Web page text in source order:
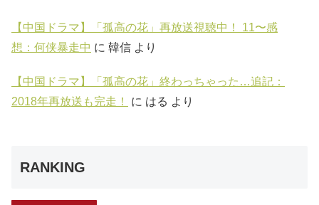
【中国ドラマ】「孤高の花」再放送視聴中！ 11〜感
想：何侠暴走中 に 韓信 より
【中国ドラマ】「孤高の花」終わっちゃった…追記：
2018年再放送も完走！
に はる より
RANKING